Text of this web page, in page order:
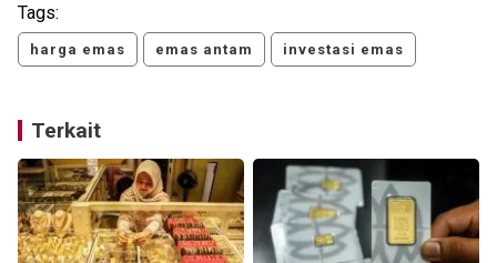
Tags:
harga emas emas antam investasi emas
Terkait